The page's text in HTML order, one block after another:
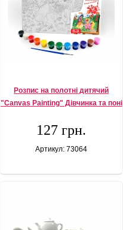
Розпис на полотні дитячий
"Canvas Painting" Дівчинка та поні
127 грн.
Артикул: 73064